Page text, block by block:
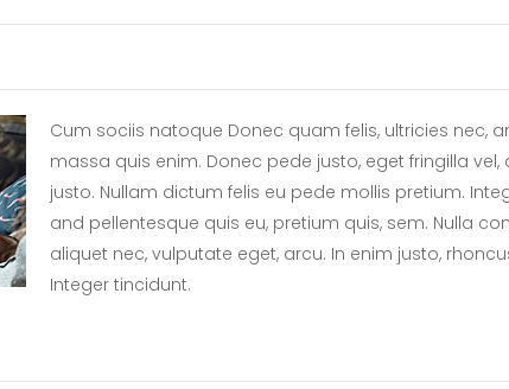
Cum sociis natoque Donec quam felis, ultricies nec,
massa quis enim. Donec pede justo, eget fringilla
justo. Nullam dictum felis eu pede mollis pretium.
and pellentesque quis eu, pretium quis, sem. Nulla
aliquet nec, vulputate eget, arcu. In enim justo,
Integer tincidunt.